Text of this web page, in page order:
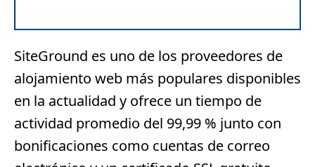
SiteGround es uno de los proveedores de
alojamiento web más populares disponibles
en la actualidad y ofrece un tiempo de
actividad promedio del 99,99 % junto con
bonificaciones como cuentas de correo